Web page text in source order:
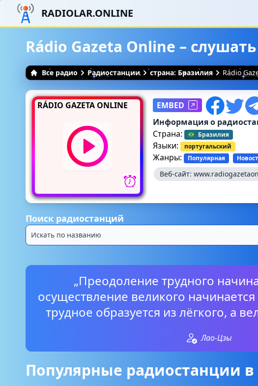
RADIOLAR.ONLINE
Rádio Gazeta Online –
Все радио Радиостанции страна: Бразилия Rádio
RÁDIO GAZETA ONLINE
EMBED
Информация о
Страна:
Бразилия
Языки: португальский
Жанры: Популярная
Веб-сайт:
Поиск радиостанций
„Преодоление трудного
осуществление великого
трудное образуется из лёгкого, а
Лао-Цзы
Популярные радиостанции в